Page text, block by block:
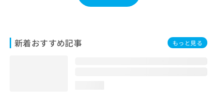
新着おすすめ記事 もっと見る
わ